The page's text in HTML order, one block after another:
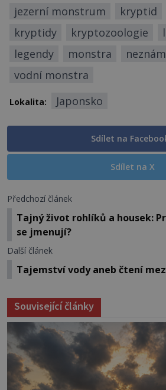
jezerní monstrum
kryptid
kryptidy
kryptozoologie
legendy
monstra
vodní monstra
Lokalita: Japonsko
Sdílet na
Sdílet na X
Předchozí článek
Tajný život rohlíků a housek:
se jmenují?
Další článek
Tajemství vody aneb čtení
Související články